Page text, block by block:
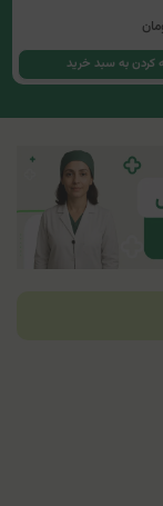
کردن به سبد خرید